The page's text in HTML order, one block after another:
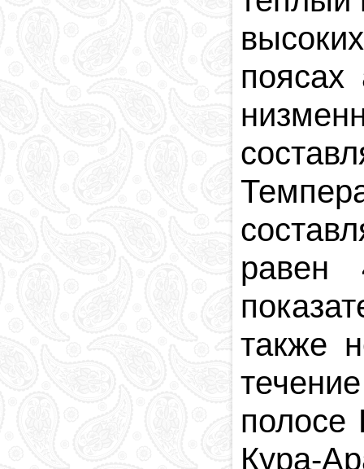
поясах
равен
также
Кура-